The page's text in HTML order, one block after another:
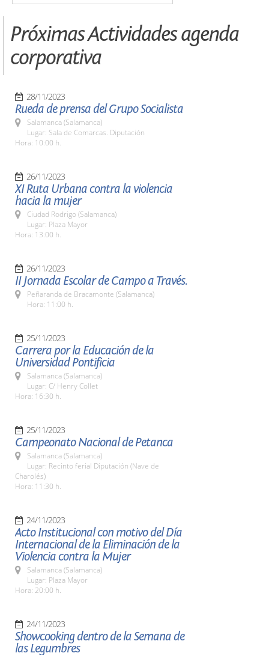
Próximas Actividades agenda
corporativa
28/11/2023
Rueda de prensa del Grupo Socialista
Salamanca (Salamanca)
Lugar: Sala de Comarcas. Diputación
Hora: 10:00 h.
26/11/2023
XI Ruta Urbana contra la violencia
hacia la mujer
Ciudad Rodrigo (Salamanca)
Lugar: Plaza Mayor
Hora: 13:00 h.
26/11/2023
II Jornada Escolar de Campo a Través.
Peñaranda de Bracamonte (Salamanca)
Hora: 11:00 h.
25/11/2023
Carrera por la Educación de la
Universidad Pontificia
Salamanca (Salamanca)
Lugar: C/ Henry Collet
Hora: 16:30 h.
25/11/2023
Campeonato Nacional de Petanca
Salamanca (Salamanca)
Lugar: Recinto ferial Diputación (Nave de
Charolés)
Hora: 11:30 h.
24/11/2023
Acto Institucional con motivo del Día
Internacional de la Eliminación de la
Violencia contra la Mujer
Salamanca (Salamanca)
Lugar: Plaza Mayor
Hora: 20:00 h.
24/11/2023
Showcooking dentro de la Semana de
las Legumbres